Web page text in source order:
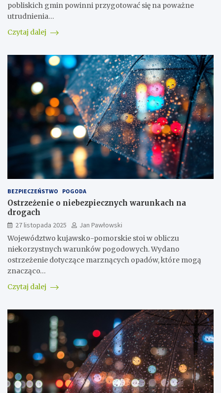
pobliskich gmin powinni przygotować się na poważne
utrudnienia…
Czytaj dalej
BEZPIECZEŃSTWO POGODA
Ostrzeżenie o niebezpiecznych warunkach na
drogach
27 listopada 2025
Jan Pawłowski
Województwo kujawsko-pomorskie stoi w obliczu
niekorzystnych warunków pogodowych. Wydano
ostrzeżenie dotyczące marznących opadów, które mogą
znacząco…
Czytaj dalej